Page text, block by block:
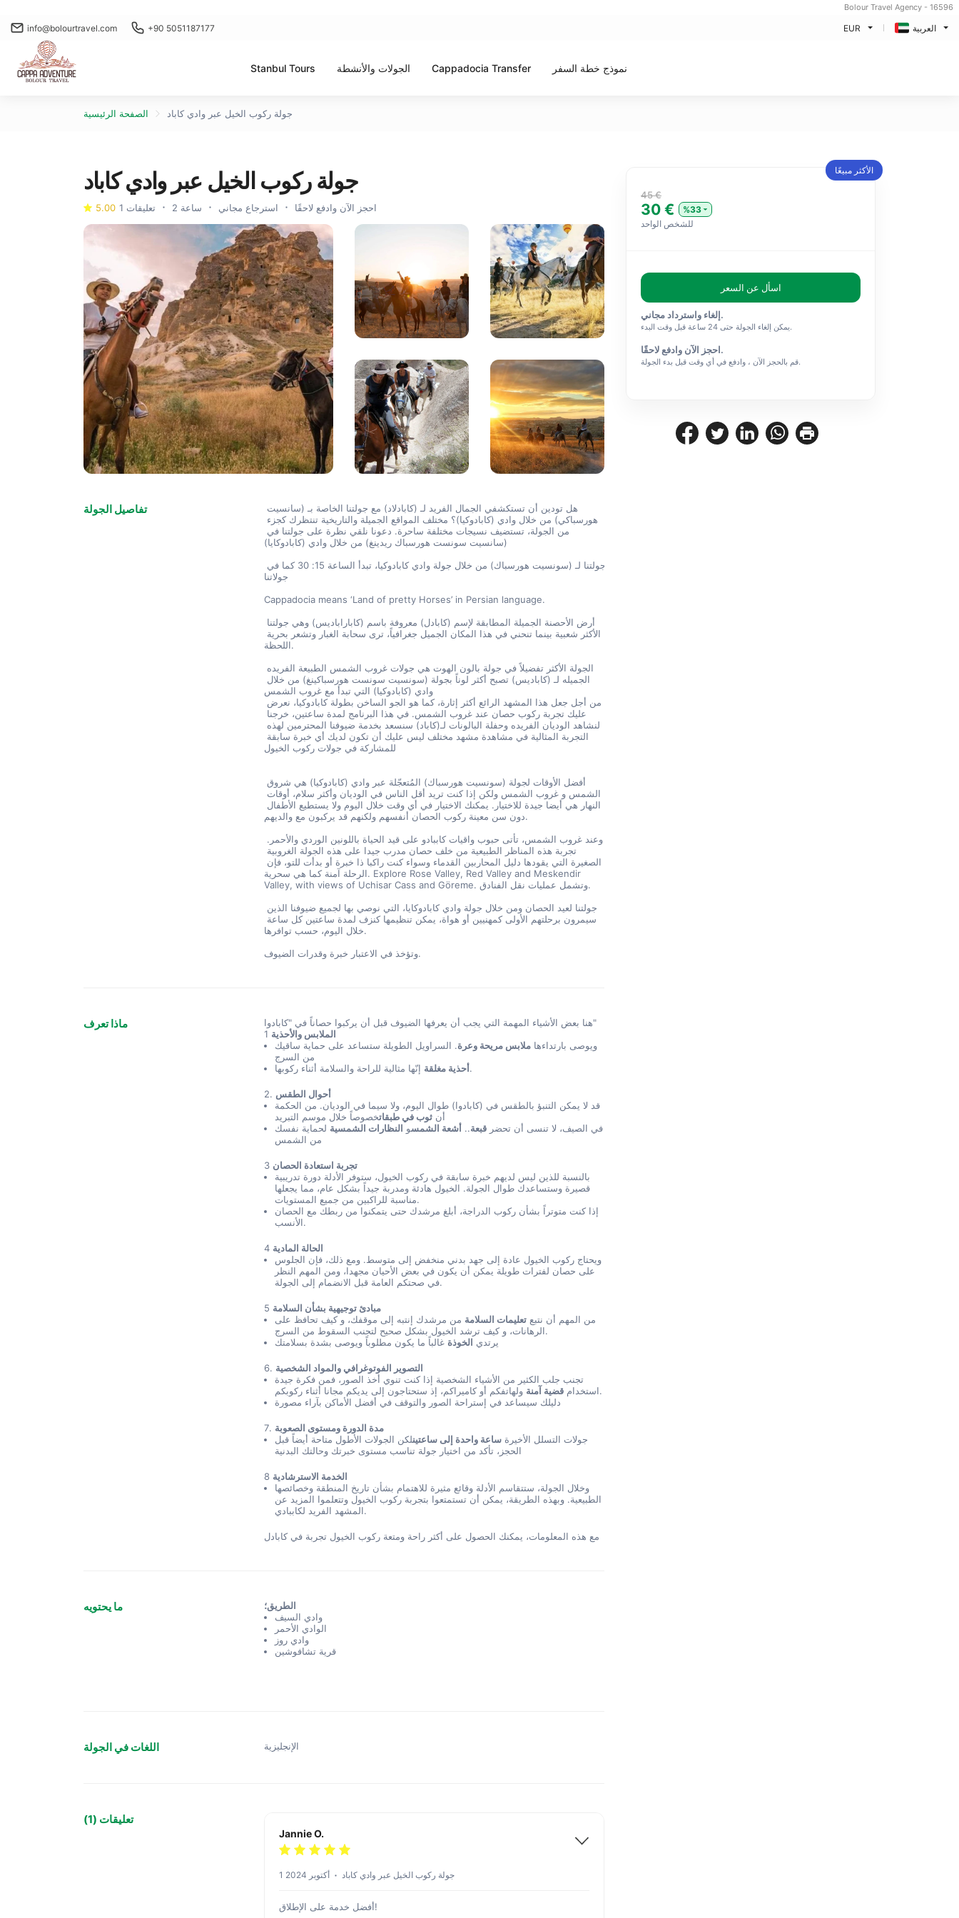
Bolour Travel Agency - 16596
info@bolourtravel.com +90 5051187177 EUR العربية
Stanbul Tours الجولات والأنشطة Cappadocia Transfer نموذج خطة السفر
الصفحة الرئيسية جولة ركوب الخيل عبر وادي كاباد
جولة ركوب الخيل عبر وادي كاباد
5.00 1 تعليقات 2 ساعة استرجاع مجاني احجز الآن وادفع لاحقًا
تفاصيل الجولة
(سانسيت سونست هورسباك ريدينغ) من خلال وادي (كابادوكايا)
جولاتنا
Cappadocia means ‘Land of pretty Horses’ in Persian language.
اللحظة.
وادي (كابادوكيا) التي تبدأ مع غروب الشمس
للمشاركة في جولات ركوب الخيول
أفضل الأوقات لجولة (سونسيت هورسباك) المُتعجّلة عبر وادي (كابادوكيا) هي شروق
دون سن معينة ركوب الحصان أنفسهم ولكنهم قد يركبون مع والديهم.
الرحلة آمنة كما هي سحرية. Explore Rose Valley, Red Valley and Meskendir
Valley, with views of Uchisar Cass and Göreme. وتشمل عمليات نقل الفنادق.
خلال اليوم، حسب توافرها.
وتؤخذ في الاعتبار خبرة وقدرات الضيوف.
ماذا تعرف
هنا بعض الأشياء المهمة التي يجب أن يعرفها الضيوف قبل أن يركبوا حصاناً في "كابادوا"
1 الملابس والأحذية
ويوصى بارتداءها ملابس مريحة وعرة. السراويل الطويلة ستساعد على حماية ساقيك
من السرج
أحذية مغلقةإنّها مثالية للراحة والسلامة أثناء ركوبها.
2. أحوال الطقس
قد لا يمكن التنبؤ بالطقس في (كابادوا) طوال اليوم، ولا سيما في الوديان. من الحكمة
أن ثوب في طبقاتخصوصاً خلال موسم التبريد
في الصيف، لا تنسى أن تحضر قبعة.. أشعة الشمسو النظارات الشمسية لحماية نفسك
من الشمس
3 تجربة استعادة الحصان
بالنسبة للذين ليس لديهم خبرة سابقة في ركوب الخيول، ستوفر الأدلة دورة تدريبية
قصيرة وستساعدك طوال الجولة. الخيول هادئة ومدربة جيداً بشكل عام، مما يجعلها
مناسبة للراكبين من جميع المستويات.
إذا كنت متوتراً بشأن ركوب الدراجة، أبلغ مرشدك حتى يتمكنوا من ربطك مع الحصان
الأنسب.
4 الحالة المادية
ويحتاج ركوب الخيول عادة إلى جهد بدني منخفض إلى متوسط. ومع ذلك، فإن الجلوس
على حصان لفترات طويلة يمكن أن يكون في بعض الأحيان مجهدا، ومن المهم النظر
في صحتكم العامة قبل الانضمام إلى الجولة.
5 مبادئ توجيهية بشأن السلامة
من المهم أن نتبع تعليمات السلامة من مرشدك إنتبه إلى موقفك، و كيف تحافظ على
الرهانات، و كيف ترشد الخيول بشكل صحيح لتجنب السقوط من السرج.
يرتدي الخوذة غالباً ما يكون مطلوباً ويوصى بشدة بسلامتك
6. التصوير الفوتوغرافي والمواد الشخصية
تجنب جلب الكثير من الأشياء الشخصية إذا كنت تنوي أخذ الصور، فمن فكرة جيدة
استخدام قضية آمنة
ولهاتفكم أو كاميراكم، إذ ستحتاجون إلى يديكم مجانا أثناء ركوبكم.
دليلك سيساعد في إستراحة الصور والتوقف في أفضل الأماكن بآراء مصورة
7. مدة الدورة ومستوى الصعوبة
جولات التسلل الأخيرة ساعة واحدة إلى ساعتينلكن الجولات الأطول متاحة أيضاً قبل
الحجز، تأكد من اختيار جولة تناسب مستوى خبرتك وحالتك البدنية
8 الخدمة الاسترشادية
وخلال الجولة، ستتقاسم الأدلة وقائع مثيرة للاهتمام بشأن تاريخ المنطقة وخصائصها
الطبيعية. وبهذه الطريقة، يمكن أن تستمتعوا بتجربة ركوب الخيول وتتعلموا المزيد عن
المشهد الفريد لكاببادي.
مع هذه المعلومات، يمكنك الحصول على أكثر راحة ومتعة ركوب الخيول تجربة في كابادل
ما يحتويه
الطريق؛
وادي السيف
الوادي الأحمر
وادي روز
قرية تشافوشين
اللغات في الجولة الإنجليزية
تعليقات (1)
Jannie O.
1 أكتوبر 2024 جولة ركوب الخيل عبر وادي كاباد
أفضل خدمة على الإطلاق!
الأكثر مبيعًا
45 €
30 €
%33
للشخص الواحد
اسأل عن السعر
إلغاء واسترداد مجاني.
يمكن إلغاء الجولة حتى 24 ساعة قبل وقت البدء.
احجز الآن وادفع لاحقًا.
قم بالحجز الآن ، وادفع في أي وقت قبل بدء الجولة.